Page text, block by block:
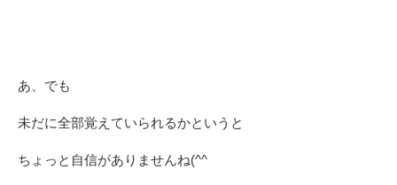
あ、でも
未だに全部覚えていられるかというと
ちょっと自信がありませんね(^^ゞ